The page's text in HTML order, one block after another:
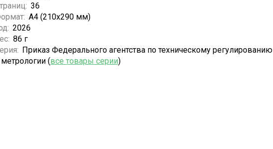
36
А4 (210x290 мм)
2026
86 г
Приказ Федерального агентства по техническому регулированию
(все товары серии)